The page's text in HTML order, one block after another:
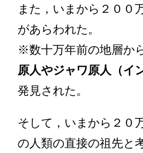
また，いまから２００
があらわれた。
※数十万年前の地層か
原人やジャワ原人（イ
発見された。
そして，いまから２０
の人類の直接の祖先と